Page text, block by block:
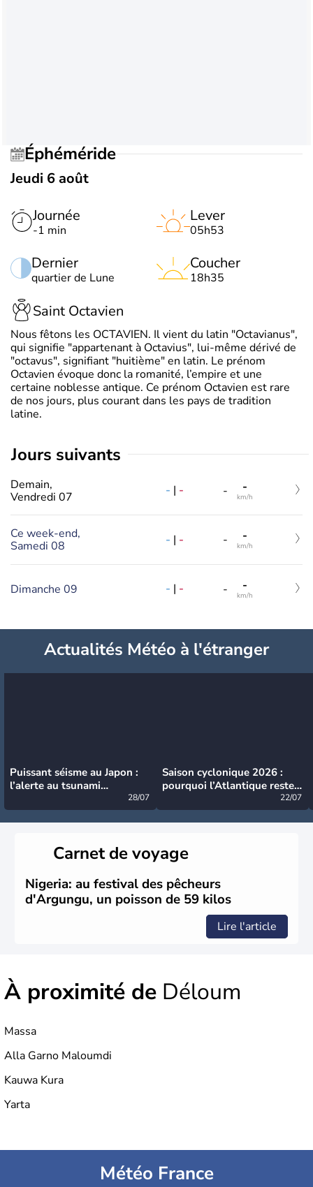
Éphéméride
Jeudi 6 août
Journée
-1 min
Dernier
quartier de Lune
Lever
05h53
Coucher
18h35
Saint Octavien
Nous fêtons les OCTAVIEN. Il vient du latin "Octavianus",
qui signifie "appartenant à Octavius", lui-même dérivé de
"octavus", signifiant "huitième" en latin. Le prénom
Octavien évoque donc la romanité, l’empire et une
certaine noblesse antique. Ce prénom Octavien est rare
de nos jours, plus courant dans les pays de tradition
latine.
jours suivants
Demain,
Vendredi 07
- | - - -
km/h
Ce week-end,
Samedi 08
- | - - -
km/h
Dimanche 09 - | - - -
km/h
Actualités Météo à l'étranger
Puissant séisme au Japon :
l’alerte au tsunami
28/07
Saison cyclonique 2026 :
pourquoi l’Atlantique reste
22/07
Carnet de voyage
Nigeria: au festival des pêcheurs
d'Argungu, un poisson de 59 kilos
Lire l'article
À proximité de Déloum
Massa
Alla Garno Maloumdi
Kauwa Kura
Yarta
Météo France